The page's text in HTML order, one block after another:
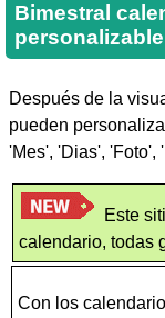
Bimestral
personalizable
Después de la
pueden
'Mes', 'Dias', 'Foto',
Este
calendario, todas
Con los